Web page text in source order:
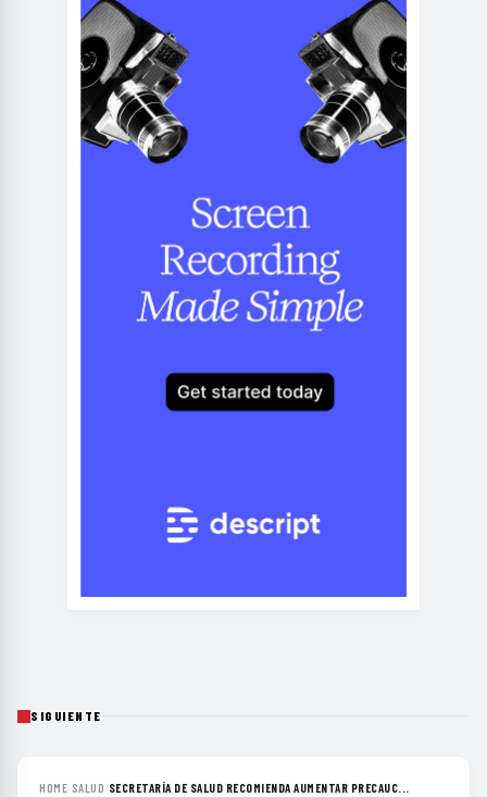
SIGUIENTE
HOME› SALUD› SECRETARÍA DE SALUD RECOMIENDA AUMENTAR PRECAUC...